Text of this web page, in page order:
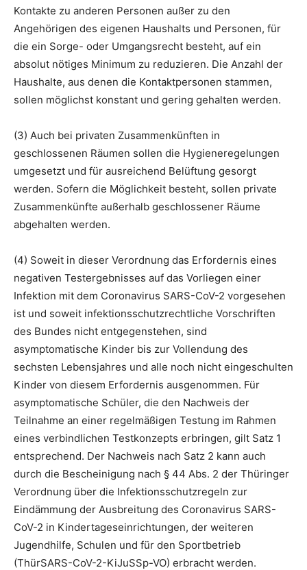
Kontakte zu anderen Personen außer zu den
Angehörigen des eigenen Haushalts und Personen, für
die ein Sorge- oder Umgangsrecht besteht, auf ein
absolut nötiges Minimum zu reduzieren. Die Anzahl der
Haushalte, aus denen die Kontaktpersonen stammen,
sollen möglichst konstant und gering gehalten werden.
(3) Auch bei privaten Zusammenkünften in
geschlossenen Räumen sollen die Hygieneregelungen
umgesetzt und für ausreichend Belüftung gesorgt
werden. Sofern die Möglichkeit besteht, sollen private
Zusammenkünfte außerhalb geschlossener Räume
abgehalten werden.
(4) Soweit in dieser Verordnung das Erfordernis eines
negativen Testergebnisses auf das Vorliegen einer
Infektion mit dem Coronavirus SARS-CoV-2 vorgesehen
ist und soweit infektionsschutzrechtliche Vorschriften
des Bundes nicht entgegenstehen, sind
asymptomatische Kinder bis zur Vollendung des
sechsten Lebensjahres und alle noch nicht eingeschulten
Kinder von diesem Erfordernis ausgenommen. Für
asymptomatische Schüler, die den Nachweis der
Teilnahme an einer regelmäßigen Testung im Rahmen
eines verbindlichen Testkonzepts erbringen, gilt Satz 1
entsprechend. Der Nachweis nach Satz 2 kann auch
durch die Bescheinigung nach § 44 Abs. 2 der Thüringer
Verordnung über die Infektionsschutzregeln zur
Eindämmung der Ausbreitung des Coronavirus SARS-
CoV-2 in Kindertageseinrichtungen, der weiteren
Jugendhilfe, Schulen und für den Sportbetrieb
(ThürSARS-CoV-2-KiJuSSp-VO) erbracht werden.